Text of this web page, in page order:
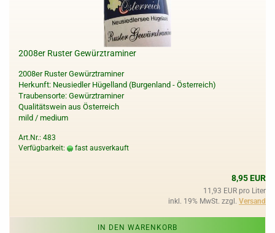
2008er Ruster Gewürztraminer
2008er Ruster Gewürztraminer
Herkunft: Neusiedler Hügelland (Burgenland - Österreich)
Traubensorte: Gewürztraminer
Qualitätswein aus Österreich
mild / medium
Art.Nr.: 483
Verfügbarkeit:
fast ausverkauft
8,95 EUR
11,93 EUR pro Liter
inkl. 19% MwSt. zzgl. Versand
IN DEN WARENKORB